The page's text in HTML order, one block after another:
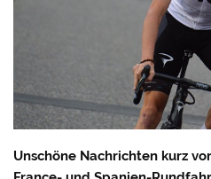
Unschöne Nachrichten kurz